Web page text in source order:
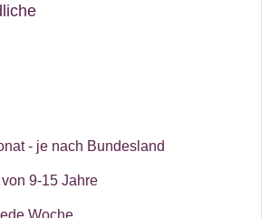
- je nach Bundesland
9-15 Jahre
Woche